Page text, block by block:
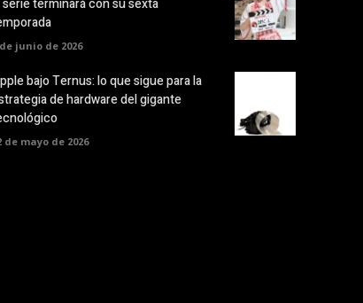
serie terminará con su sexta
junio de 2026
bajo Ternus: lo que sigue para la
de hardware del gigante
de mayo de 2026